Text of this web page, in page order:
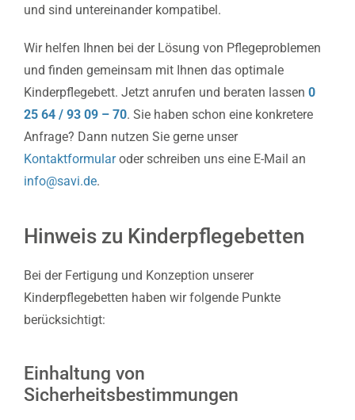
und sind untereinander kompatibel.
Wir helfen Ihnen bei der Lösung von Pflegeproblemen
und finden gemeinsam mit Ihnen das optimale
Kinderpflegebett. Jetzt anrufen und beraten lassen 0
25 64 / 93 09 – 70. Sie haben schon eine konkretere
Anfrage? Dann nutzen Sie gerne unser
Kontaktformularoder schreiben uns eine E-Mail an
info@savi.de.
Hinweis zu Kinderpflegebetten
Bei der Fertigung und Konzeption unserer
Kinderpflegebetten haben wir folgende Punkte
berücksichtigt:
Einhaltung von
Sicherheitsbestimmungen